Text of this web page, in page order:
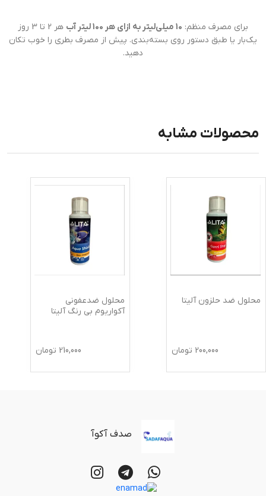
برای مصرف منظم: 10 میلی‌لیتر به ازای هر 100 لیتر آب
هر 2 تا 3 روز
یک‌بار یا طبق دستور روی بسته‌بندی. پیش از مصرف بطری را خوب تکان
دهید.
محصولات مشابه
محلول ضد حلزون آلیتا
200,000 تومان
محلول ضدعفونی
آکواریوم بی رنگ آلیتا
210,000 تومان
صدف آکوآ